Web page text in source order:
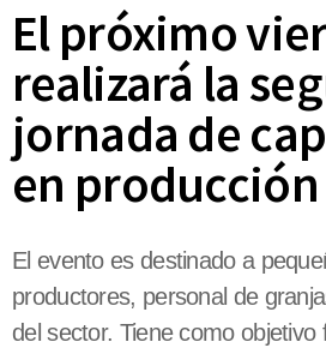
El próximo
realizará la
jornada de
en
El evento es destinado a
productores, personal de
del sector. Tiene como